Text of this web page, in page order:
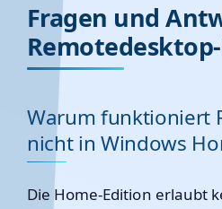
Fragen und
Warum funktioniert
nicht in Windows
Die Home-Edition erlaubt